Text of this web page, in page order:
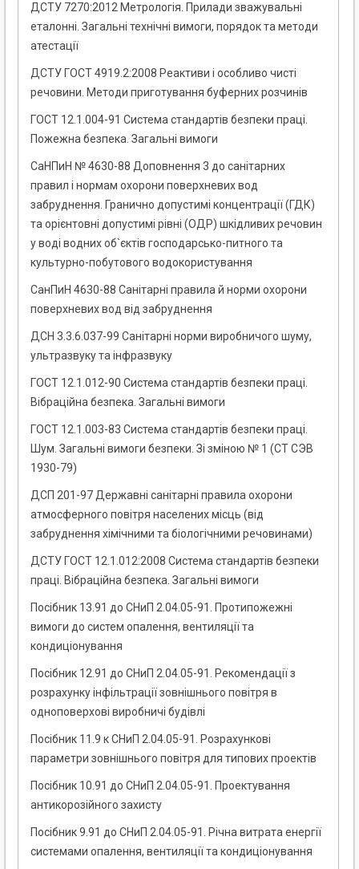
ДСТУ 7270:2012 Метрологія. Прилади зважувальні
еталонні. Загальні технічні вимоги, порядок та методи
атестації
ДСТУ ГОСТ 4919.2:2008 Реактиви і особливо чисті
речовини. Методи приготування буферних розчинів
ГОСТ 12.1.004-91 Система стандартів безпеки праці.
Пожежна безпека. Загальні вимоги
СаНПиН № 4630-88 Доповнення 3 до санітарних
правил і нормам охорони поверхневих вод
забруднення. Гранично допустимі концентрації (ГДК)
та орієнтовні допустимі рівні (ОДР) шкідливих речовин
у воді водних об`єктів господарсько-питного та
культурно-побутового водокористування
СанПиН 4630-88 Санітарні правила й норми охорони
поверхневих вод від забруднення
ДСН 3.3.6.037-99 Санітарні норми виробничого шуму,
ультразвуку та інфразвуку
ГОСТ 12.1.012-90 Система стандартів безпеки праці.
Вібраційна безпека. Загальні вимоги
ГОСТ 12.1.003-83 Система стандартів безпеки праці.
Шум. Загальні вимоги безпеки. Зі зміною № 1 (СТ СЭВ
1930-79)
ДСП 201-97 Державні санітарні правила охорони
атмосферного повітря населених місць (від
забруднення хімічними та біологічними речовинами)
ДСТУ ГОСТ 12.1.012:2008 Система стандартів безпеки
праці. Вібраційна безпека. Загальні вимоги
Посібник 13.91 до СНиП 2.04.05-91. Протипожежні
вимоги до систем опалення, вентиляції та
кондиціонування
Посібник 12.91 до СНиП 2.04.05-91. Рекомендації з
розрахунку інфільтрації зовнішнього повітря в
одноповерхові виробничі будівлі
Посібник 11.9 к СНиП 2.04.05-91. Розрахункові
параметри зовнішнього повітря для типових проектів
Посібник 10.91 до СНиП 2.04.05-91. Проектування
антикорозійного захисту
Посібник 9.91 до СНиП 2.04.05-91. Річна витрата енергії
системами опалення, вентиляції та кондиціонування